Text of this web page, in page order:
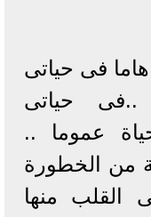
هاما فى حياتى
..فى حياتى
عموما ..
من الخطورة
القلب منها